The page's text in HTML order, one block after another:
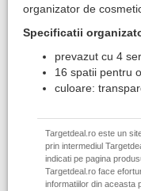
organizator de
Specificatii
prevazut cu 4
16 spatii pentru
culoare:
Targetdeal.ro este un
prin intermediul
indicati pe pagina
Targetdeal.ro face
informatiilor din aceasta